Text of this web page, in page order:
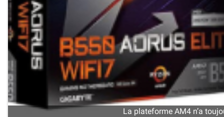
La plateforme AM4 n’a